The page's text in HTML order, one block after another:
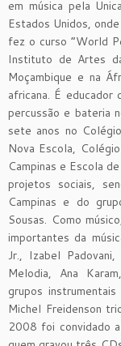
em música pela
Estados Unidos,
fez o curso “World
Instituto de Artes
Moçambique e na
africana. É
percussão e bateria
sete anos no
Nova Escola,
Campinas e Escola
projetos sociais,
Campinas e do
Sousas. Como
importantes da
Jr., Izabel
Melodia, Ana
grupos
Michel Freidenson
2008 foi convidado